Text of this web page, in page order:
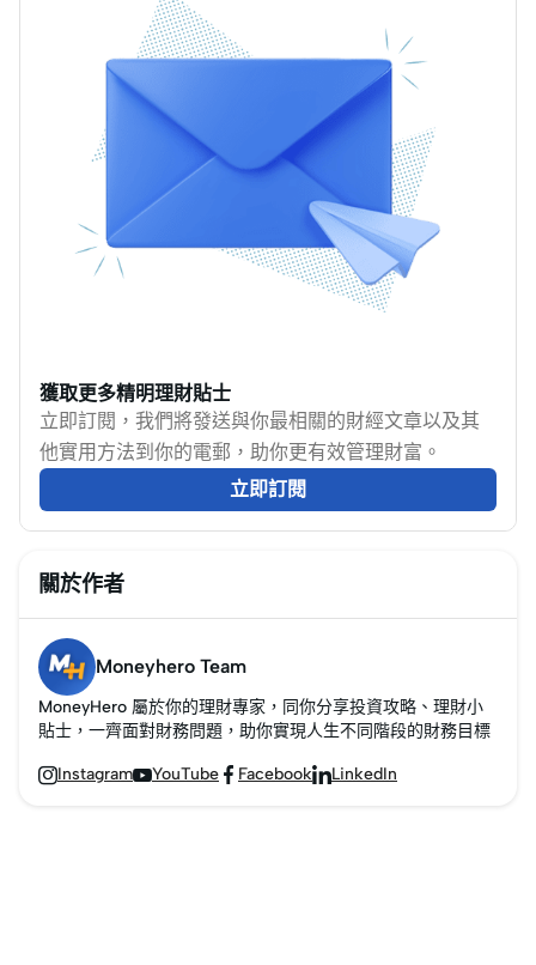
搶眼呢？本文會告訴你
什麼是增長型股票，並
分析如何找到它們，同
時也會比較投資這類股
票的好處與風險。
化，投資者應專注於自
己的投資目標，以及最
配合這目標的投資選
項，避免追逐市場波動
改變投資策略。
碑後，市場經歷了大部
分主要加密貨幣的回
調。然而，儘管近期市
場波動，加密貨幣繼續
在香港金融領域確立其
重要地位，期望成為亞
洲領先的加密貨幣中
投資者關注的焦點。
MoneyHero下文探討AI
概念股的定義、與晶片
股的區別、介紹全球市
值前十的AI概念美股及
代表性港股，以及如何
判斷真正的AI概念股和
投資AI股票的風險。
獲取更多精明理財貼士
立即訂閱，我們將發送與你最相關的財經文章以及其
他實用方法到你的電郵，助你更有效管理財富。
立即訂閱
關於作者
Moneyhero Team
MoneyHero 屬於你的理財專家，同你分享投資攻略、理財小
貼士，一齊面對財務問題，助你實現人生不同階段的財務目標
InstagramYouTube  FacebookLinkedIn